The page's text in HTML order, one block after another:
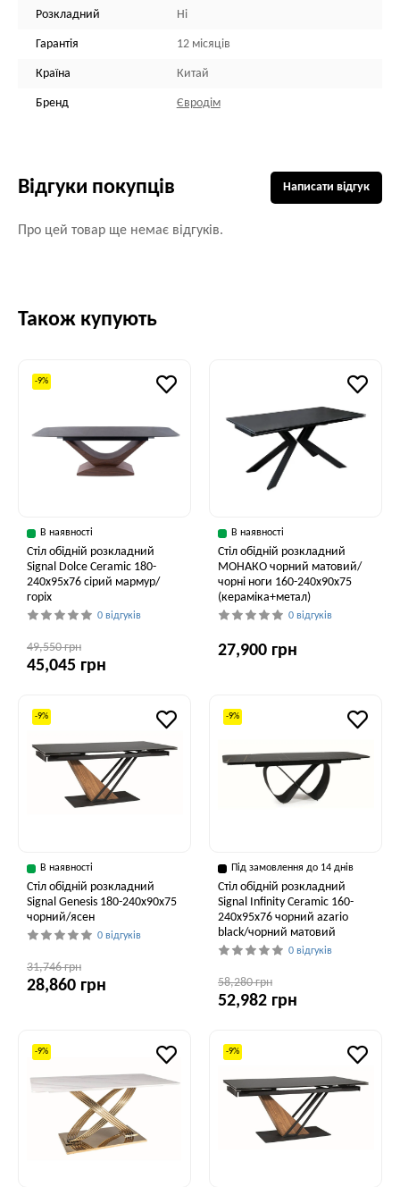
Розкладний Ні
Гарантія 12 місяців
Країна Китай
Бренд Євродім
Відгуки покупців
Про цей товар ще немає відгуків.
Написати відгук
Також купують
-9%
В наявності
Стіл обідній розкладний
Signal Dolce Ceramic 180-
240x95x76 сірий мармур/
горіх
0 відгуків
49,550 грн
45,045 грн
В наявності
Стіл обідній розкладний
МОНАКО чорний матовий/
чорні ноги 160-240x90x75
(кераміка+метал)
0 відгуків
27,900 грн
-9%
В наявності
Стіл обідній розкладний
Signal Genesis 180-240x90x75
чорний/ясен
0 відгуків
31,746 грн
28,860 грн
-9%
Під замовлення до 14 днів
Стіл обідній розкладний
Signal Infinity Ceramic 160-
240x95x76 чорний azario
black/чорний матовий
0 відгуків
58,280 грн
52,982 грн
-9% -9%